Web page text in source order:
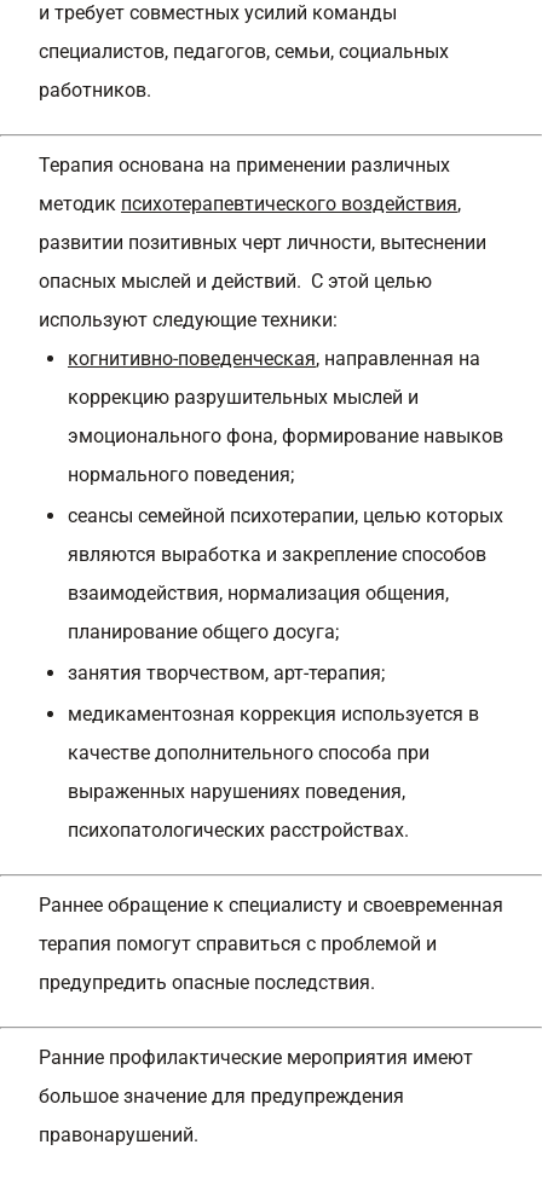
и требует совместных усилий команды
специалистов, педагогов, семьи, социальных
работников.
Терапия основана на применении различных
методик психотерапевтического воздействия,
развитии позитивных черт личности, вытеснении
опасных мыслей и действий. С этой целью
используют следующие техники:
когнитивно-поведенческая, направленная на
коррекцию разрушительных мыслей и
эмоционального фона, формирование навыков
нормального поведения;
сеансы семейной психотерапии, целью которых
являются выработка и закрепление способов
взаимодействия, нормализация общения,
планирование общего досуга;
занятия творчеством, арт-терапия;
медикаментозная коррекция используется в
качестве дополнительного способа при
выраженных нарушениях поведения,
психопатологических расстройствах.
Раннее обращение к специалисту и своевременная
терапия помогут справиться с проблемой и
предупредить опасные последствия.
Ранние профилактические мероприятия имеют
большое значение для предупреждения
правонарушений.